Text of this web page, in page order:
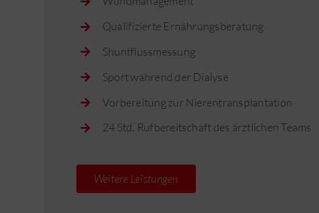
Qualifizierte Ernährungsberatung
Shuntflussmessung
Sport während der Dialyse
Vorbereitung zur Nierentransplantation
24 Std. Rufbereitschaft des ärztlichen Teams
Weitere Leistungen